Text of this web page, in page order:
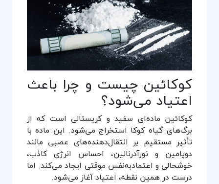
کوکائین چیست و چرا باعث
اعتیاد می‌شود؟
کوکائین ماده‌ای سفید و کریستالی است که از
برگ‌های گیاه کوکا استخراج می‌شود. این ماده با
تأثیر مستقیم بر انتقال‌دهنده‌های عصبی مانند
دوپامین و نورآدرنالین، احساس انرژی کاذب،
خوشحالی و اعتمادبه‌نفس موقتی ایجاد می‌کند. اما
درست در همین نقطه، اعتیاد آغاز می‌شود.